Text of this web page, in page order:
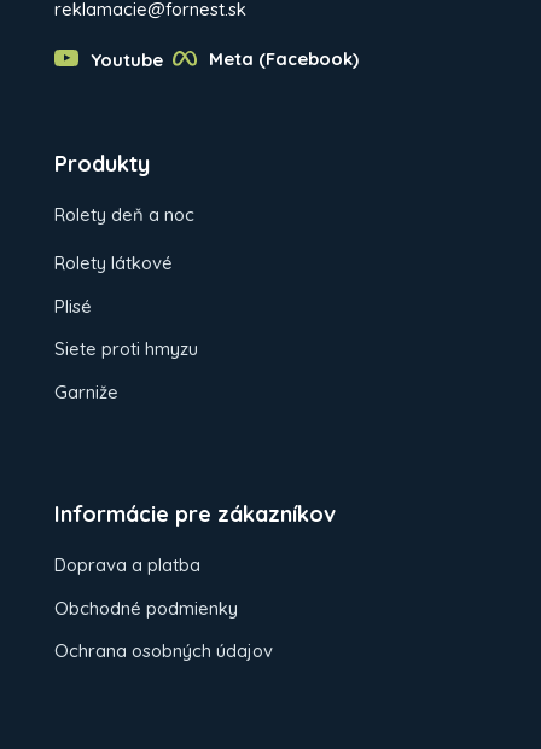
reklamacie@fornest.sk
Youtube Meta (Facebook)
Produkty
Rolety deň a noc
Rolety látkové
Plisé
Siete proti hmyzu
Garniže
Informácie pre zákazníkov
Doprava a platba
Obchodné podmienky
Ochrana osobných údajov